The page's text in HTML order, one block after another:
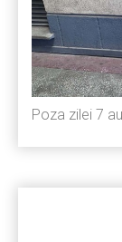
Poza zilei 7